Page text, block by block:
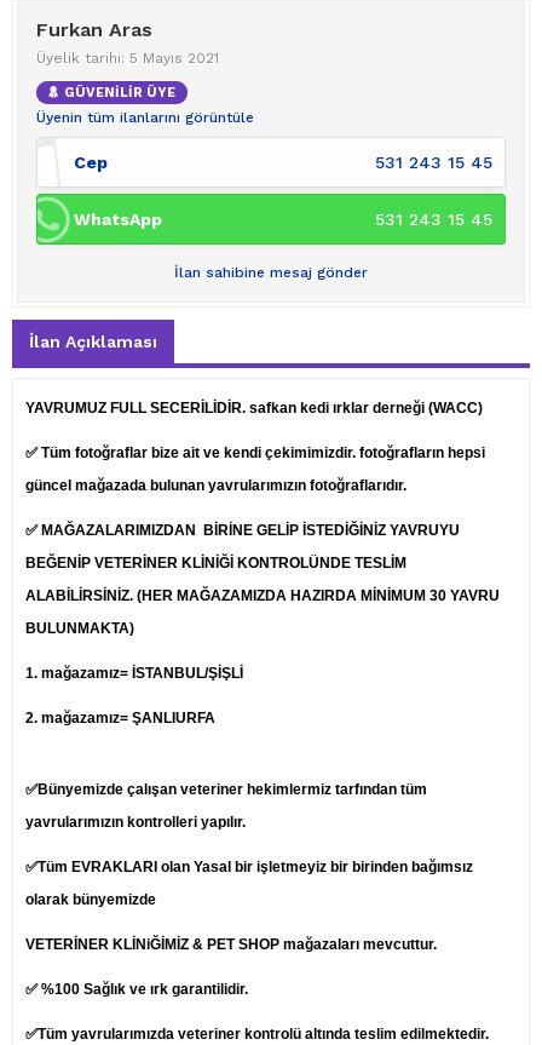
Furkan Aras
Üyelik tarihi: 5 Mayıs 2021
GÜVENİLİR ÜYE
Üyenin tüm ilanlarını görüntüle
Cep 531 243 15 45
WhatsApp 531 243 15 45
İlan sahibine mesaj gönder
İlan Açıklaması
YAVRUMUZ FULL SECERİLİDİR. safkan kedi ırklar derneği (WACC)
✅ Tüm fotoğraflar bize ait ve kendi çekimimizdir. fotoğrafların hepsi
güncel mağazada bulunan yavrularımızın fotoğraflarıdır.
✅ MAĞAZALARIMIZDAN BİRİNE GELİP İSTEDİĞİNİZ YAVRUYU
BEĞENİP VETERİNER KLİNİĞİ KONTROLÜNDE TESLİM
ALABİLİRSİNİZ. (HER MAĞAZAMIZDA HAZIRDA MİNİMUM 30 YAVRU
BULUNMAKTA)
1. mağazamız= İSTANBUL/ŞİŞLİ
2. mağazamız= ŞANLIURFA
✅Bünyemizde çalışan veteriner hekimlermiz tarfından tüm
yavrularımızın kontrolleri yapılır.
✅Tüm EVRAKLARI olan Yasal bir işletmeyiz bir birinden bağımsız
olarak bünyemizde
VETERİNER KLİNiĞİMİZ & PET SHOP mağazaları mevcuttur.
✅ %100 Sağlık ve ırk garantilidir.
✅Tüm yavrularımızda veteriner kontrolü altında teslim edilmektedir.